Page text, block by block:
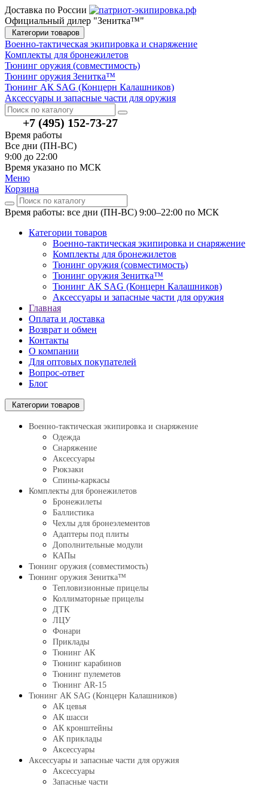
Доставка по России
Официальный дилер "Зенитка™"
Категории товаров
Военно-тактическая экипировка и снаряжение
Комплекты для бронежилетов
Тюнинг оружия (совместимость)
Тюнинг оружия Зенитка™
Тюнинг АК SAG (Концерн Калашников)
Аксессуары и запасные части для оружия
+7 (495) 152-73-27
Время работы
Все дни (ПН-ВС)
9:00 до 22:00
Время указано по МСК
Меню
Корзина
Время работы: все дни (ПН-ВС) 9:00–22:00 по МСК
Категории товаров
Военно-тактическая экипировка и снаряжение
Комплекты для бронежилетов
Тюнинг оружия (совместимость)
Тюнинг оружия Зенитка™
Тюнинг АК SAG (Концерн Калашников)
Аксессуары и запасные части для оружия
Главная
Оплата и доставка
Возврат и обмен
Контакты
О компании
Для оптовых покупателей
Вопрос-ответ
Блог
Категории товаров
Военно-тактическая экипировка и снаряжение
Одежда
Снаряжение
Аксессуары
Рюкзаки
Спины-каркасы
Комплекты для бронежилетов
Бронежилеты
Баллистика
Чехлы для бронеэлементов
Адаптеры под плиты
Дополнительные модули
КАПы
Тюнинг оружия (совместимость)
Тюнинг оружия Зенитка™
Тепловизионные прицелы
Коллиматорные прицелы
ДТК
ЛЦУ
Фонари
Приклады
Тюнинг АК
Тюнинг карабинов
Тюнинг пулеметов
Тюнинг AR-15
Тюнинг АК SAG (Концерн Калашников)
АК цевья
АК шасси
АК кронштейны
АК приклады
Аксессуары
Аксессуары и запасные части для оружия
Аксессуары
Запасные части